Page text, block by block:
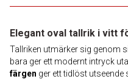
Elegant oval tallrik i vitt
Tallriken utmärker sig genom
bara ger ett modernt intryck
färgen ger ett tidlöst